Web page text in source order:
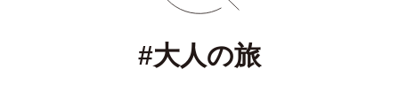
#大人の旅